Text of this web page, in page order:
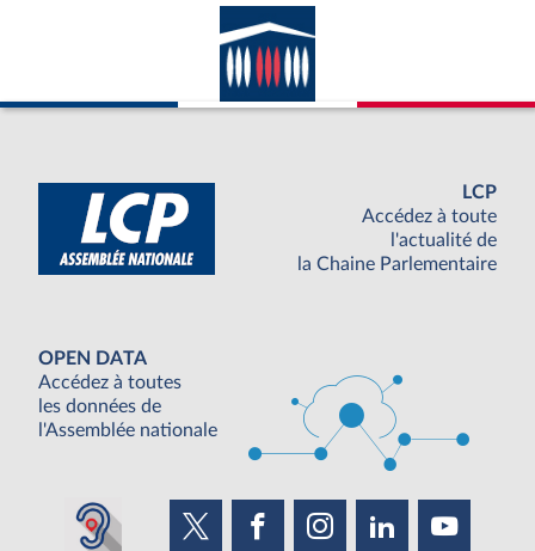
LCP
Accédez à toute
l'actualité de
la Chaine Parlementaire
OPEN DATA
Accédez à toutes
les données de
l'Assemblée nationale